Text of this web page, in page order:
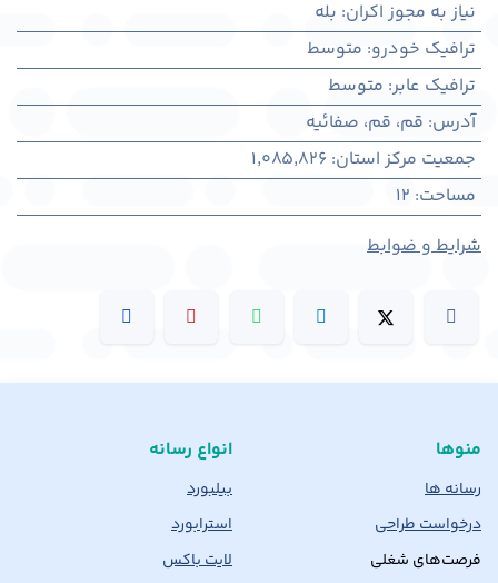
نیاز به مجوز اکران: بله
ترافیک خودرو: متوسط
ترافیک عابر: متوسط
آدرس: قم، قم، صفائیه
جمعیت مرکز استان:
1,085,826
مساحت:
12
شرایط و ضوابط
منوها
رسانه ها
درخواست طراحی
فرصت‌های شغلی
انواع رسانه
بیلبورد
استرابورد
لایت باکس